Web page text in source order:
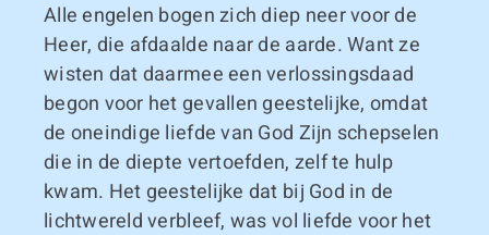
Alle engelen bogen zich diep neer voor de
Heer, die afdaalde naar de aarde. Want ze
wisten dat daarmee een verlossingsdaad
begon voor het gevallen geestelijke, omdat
de oneindige liefde van God Zijn schepselen
die in de diepte vertoefden, zelf te hulp
kwam. Het geestelijke dat bij God in de
lichtwereld verbleef, was vol liefde voor het